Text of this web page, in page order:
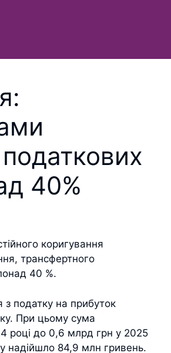
40%
коригування
трансфертного
40 %.
з податку на прибуток
При цьому сума
році до 0,6 млрд грн у 2025
надійшло 84,9 млн гривень.